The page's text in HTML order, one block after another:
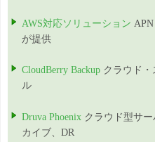
AWS対応ソリューション
が提供
CloudBerry Backup クラウド
ル
Druva Phoenix クラウド型サ
カイブ、DR